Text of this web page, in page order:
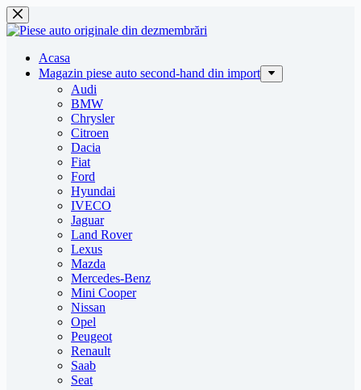
Sari
la
Acasa
Magazin piese auto second-hand din import
Audi
BMW
Chrysler
Citroen
Dacia
Fiat
Ford
Hyundai
IVECO
Jaguar
Land Rover
Lexus
Mazda
Mercedes-Benz
Mini Cooper
Nissan
Opel
Peugeot
Renault
Saab
Seat